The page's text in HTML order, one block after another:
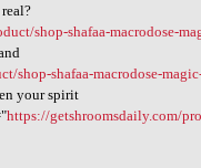
shop-shafaa-macrodose-
shop-shafaa-macrodose-
your spirit
https://getshroomsdaily.com/